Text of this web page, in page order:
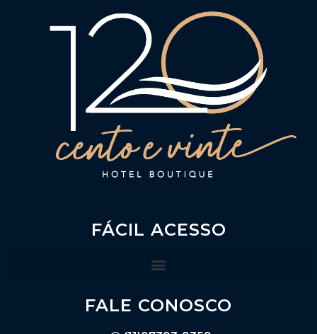
FÁCIL ACESSO
FALE CONOSCO